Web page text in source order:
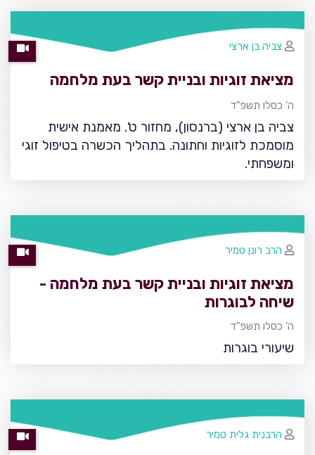
מציאת זוגיות ובניית קשר בעת מלחמה
ה' כסלו תשפ"ד
צביה בן ארצי (ברנסון), מחזור ט'. מאמנת אישית
מוסמכת לזוגיות וחתונה. בתהליך הכשרה בטיפול זוגי
ומשפחתי.
צביה בן ארצי
מציאת זוגיות ובניית קשר בעת מלחמה -
שיחה לבוגרות
ה' כסלו תשפ"ד
שיעורי בוגרות
הרב רונן טמיר
הרבנית גלית טמיר